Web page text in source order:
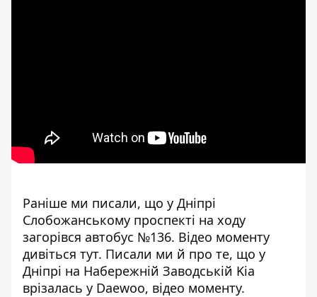
Раніше ми писали, що у Дніпрі
Слобожанському проспекті на ходу
загорівся автобус №136. Відео моменту
дивіться тут. Писали ми й про те, що у
Дніпрі на Набережній Заводській Kia
врізалась у Daewoo, відео моменту.